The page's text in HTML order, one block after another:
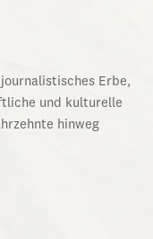
Erbe,
und kulturelle
hinweg